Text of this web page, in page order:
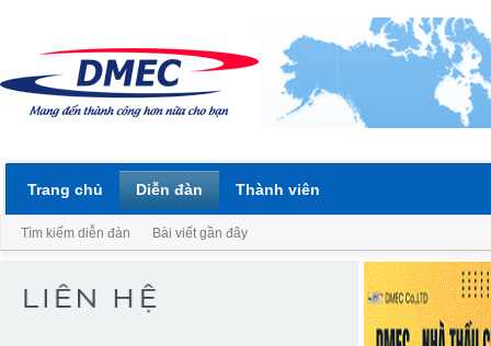
Trang chủ Diễn đàn
Tìm kiếm diễn đàn Bài viết gần đây
Thành viên